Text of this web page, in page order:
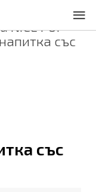
NICE POP
със
със